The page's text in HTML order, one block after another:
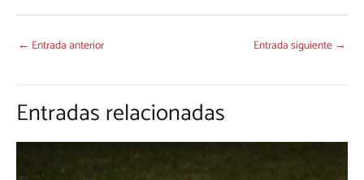
← Entrada anterior Entrada siguiente →
Entradas relacionadas